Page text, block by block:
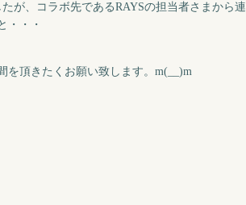
が、コラボ先であるRAYSの担当者さまから連
・・・
を頂きたくお願い致します。m(__)m